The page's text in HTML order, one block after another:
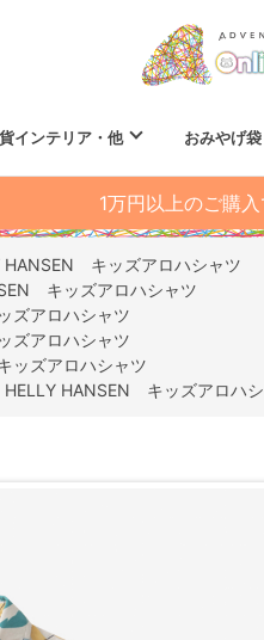
インテリア・他 おみやげ
1万円以上のご購
HANSEN キッズアロハシャツ
キッズアロハシャツ
ズアロハシャツ
ズアロハシャツ
ッズアロハシャツ
HELLY HANSEN キッズアロハ